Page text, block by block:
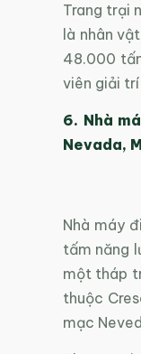
Trang trại
là nhân
48.000
viên giải
6. Nhà
Nevada,
Nhà máy
tấm năng
một tháp
thuộc
mạc